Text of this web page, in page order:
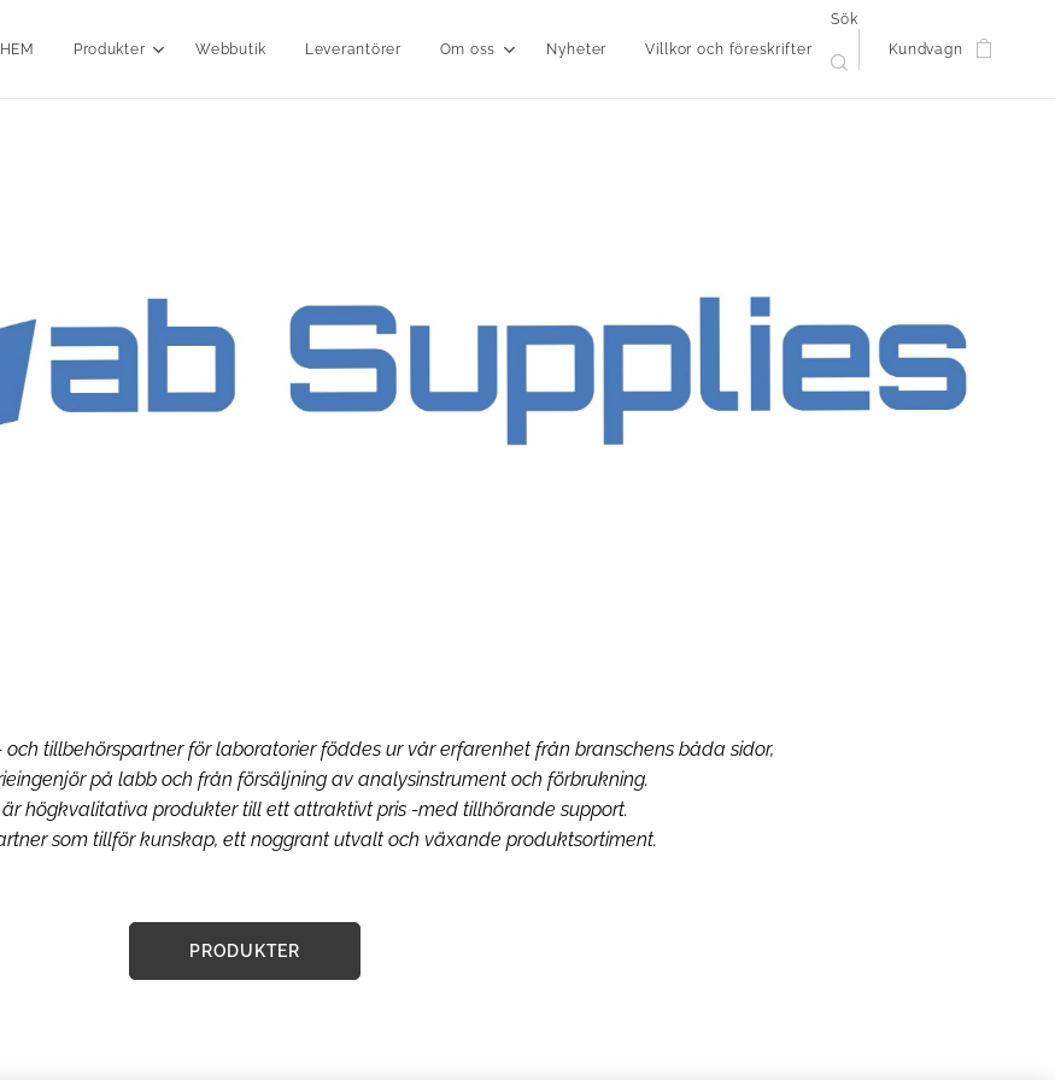
HEM Produkter Webbutik Leverantörer Om oss Nyheter Villkor och föreskrifter
Sök
Kundvagn
tillbehörspartner för laboratorier föddes ur vår erfarenhet från branschens båda sidor,
på labb och från försäljning av analysinstrument och förbrukning.
högkvalitativa produkter till ett attraktivt pris -med tillhörande support.
som tillför kunskap, ett noggrant utvalt och växande produktsortiment.
PRODUKTER